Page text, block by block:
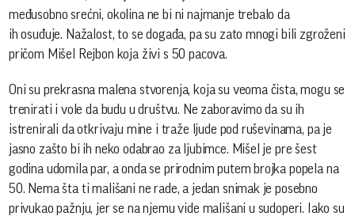
međusobno srećni, okolina ne bi ni najmanje trebalo da
ih osuđuje. Nažalost, to se događa, pa su zato mnogi bili zgroženi
pričom Mišel Rejbon koja živi s 50 pacova.
Oni su prekrasna malena stvorenja, koja su veoma čista, mogu se
trenirati i vole da budu u društvu. Ne zaboravimo da su ih
istrenirali da otkrivaju mine i traže ljude pod ruševinama, pa je
jasno zašto bi ih neko odabrao za ljubimce. Mišel je pre šest
godina udomila par, a onda se prirodnim putem brojka popela na
50. Nema šta ti mališani ne rade, a jedan snimak je posebno
privukao pažnju, jer se na njemu vide mališani u sudoperi. Iako su